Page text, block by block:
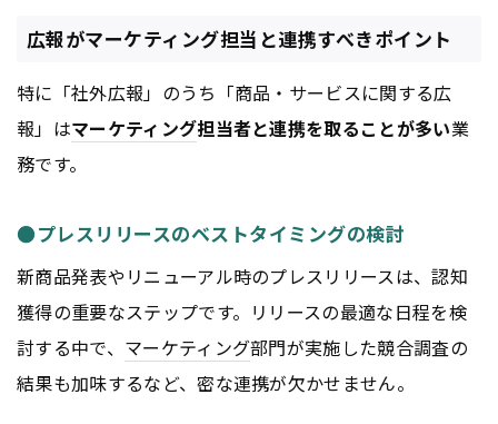
広報がマーケティング担当と連携すべきポイント
特に「社外広報」のうち「商品・サービスに関する広
報」はマーケティング担当者と連携を取ることが多い業
務です。
●プレスリリースのベストタイミングの検討
新商品発表やリニューアル時のプレスリリースは、認知
獲得の重要なステップです。リリースの最適な日程を検
討する中で、 マーケティング部門が実施した競合調査の
結果も加味するなど、密な連携が欠かせません。